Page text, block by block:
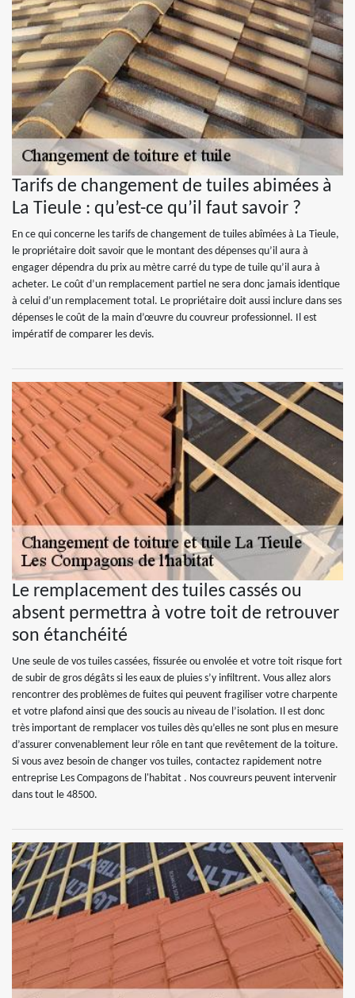
Tarifs de changement de tuiles abimées à
La Tieule : qu’est-ce qu’il faut savoir ?
En ce qui concerne les tarifs de changement de tuiles abîmées à La Tieule,
le propriétaire doit savoir que le montant des dépenses qu’il aura à
engager dépendra du prix au mètre carré du type de tuile qu’il aura à
acheter. Le coût d’un remplacement partiel ne sera donc jamais identique
à celui d’un remplacement total. Le propriétaire doit aussi inclure dans ses
dépenses le coût de la main d’œuvre du couvreur professionnel. Il est
impératif de comparer les devis.
Le remplacement des tuiles cassés ou
absent permettra à votre toit de retrouver
son étanchéité
Une seule de vos tuiles cassées, fissurée ou envolée et votre toit risque fort
de subir de gros dégâts si les eaux de pluies s’y infiltrent. Vous allez alors
rencontrer des problèmes de fuites qui peuvent fragiliser votre charpente
et votre plafond ainsi que des soucis au niveau de l’isolation. Il est donc
très important de remplacer vos tuiles dès qu’elles ne sont plus en mesure
d’assurer convenablement leur rôle en tant que revêtement de la toiture.
Si vous avez besoin de changer vos tuiles, contactez rapidement notre
entreprise Les Compagons de l'habitat . Nos couvreurs peuvent intervenir
dans tout le 48500.